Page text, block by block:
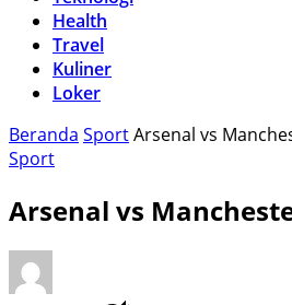
Health
Travel
Kuliner
Loker
Beranda SportArsenal vs
Sport
Arsenal vs